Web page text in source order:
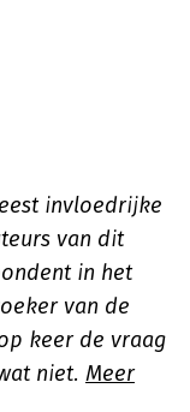
invloedrijke
van dit
in het
van de
keer de vraag
niet. Meer